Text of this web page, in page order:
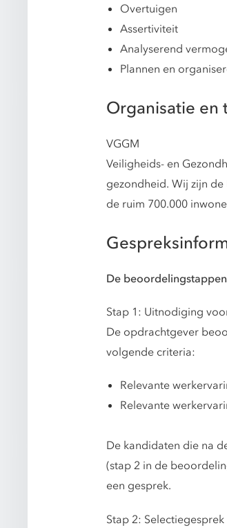
Overtuigen
Assertiviteit
Analyserend
Plannen en
Organisatie en
VGGM
Veiligheids- en
gezondheid. Wij zijn
de ruim 700.000
De beoordelingstappen
Stap 1: Uitnodiging
De opdrachtgever
volgende criteria:
Relevante
Relevante
De kandidaten die na
(stap 2 in de
een gesprek.
Stap 2: Selectiegesprek